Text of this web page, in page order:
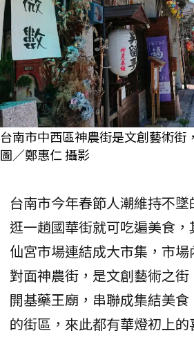
台南市中西區神農街是文創藝術街
圖／鄭惠仁 攝影
台南市今年春節人潮維持不墜
逛一趟國華街就可吃遍美食
仙宮市場連結成大市集，市場
對面神農街，是文創藝術之街
開基藥王廟，串聯成集結美
的街區，來此都有華燈初上的